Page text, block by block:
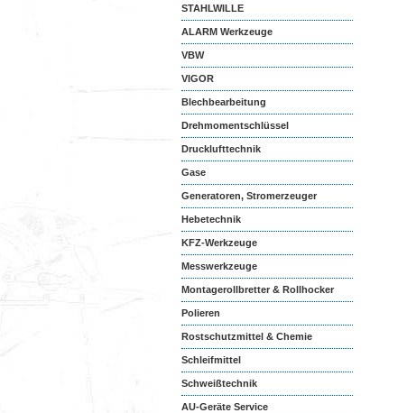
STAHLWILLE
ALARM Werkzeuge
VBW
VIGOR
Blechbearbeitung
Drehmomentschlüssel
Drucklufttechnik
Gase
Generatoren, Stromerzeuger
Hebetechnik
KFZ-Werkzeuge
Messwerkzeuge
Montagerollbretter & Rollhocker
Polieren
Rostschutzmittel & Chemie
Schleifmittel
Schweißtechnik
AU-Geräte Service